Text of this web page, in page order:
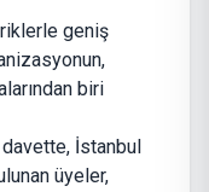
geniş
biri
davette, İstanbul
üyeler,